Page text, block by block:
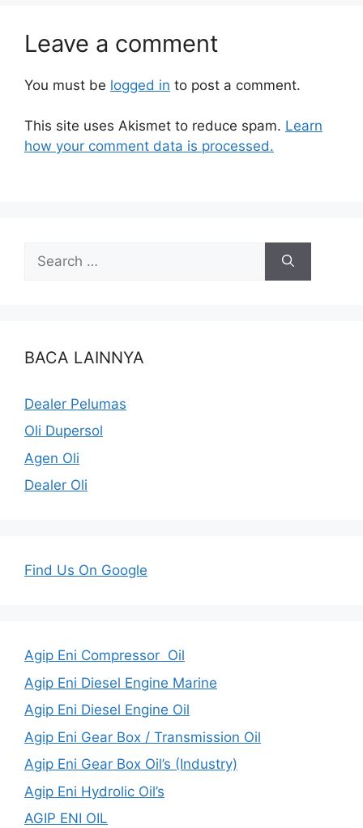
Leave a comment
You must be logged in to post a comment.
This site uses Akismet to reduce spam. Learn
how your comment data is processed.
BACA LAINNYA
Dealer Pelumas
Oli Dupersol
Agen Oli
Dealer Oli
Find Us On Google
Agip Eni Compressor Oil
Agip Eni Diesel Engine Marine
Agip Eni Diesel Engine Oil
Agip Eni Gear Box / Transmission Oil
Agip Eni Gear Box Oil’s (Industry)
Agip Eni Hydrolic Oil’s
AGIP ENI OIL